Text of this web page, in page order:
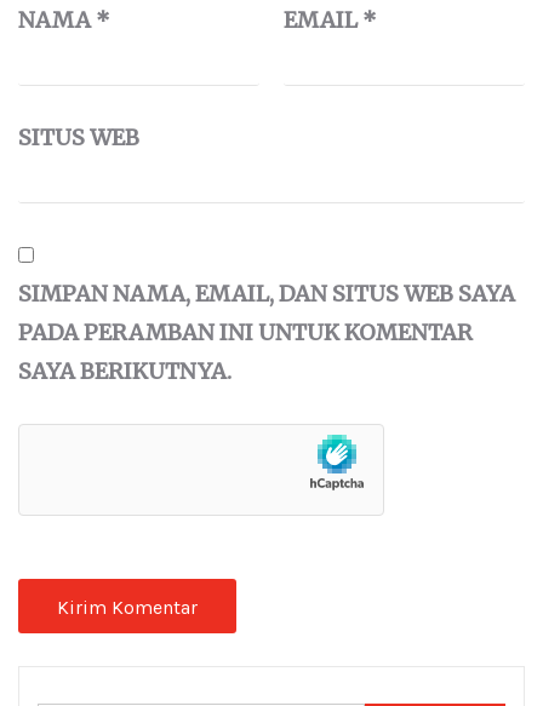
NAMA* EMAIL*
SITUS WEB
SIMPAN NAMA, EMAIL, DAN SITUS WEB SAYA
PADA PERAMBAN INI UNTUK KOMENTAR
SAYA BERIKUTNYA.